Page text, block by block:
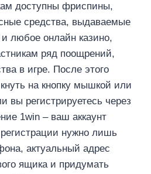
доступны фриспины,
средства, выдаваемые
любое онлайн казино,
ряд поощрений,
в игре. После этого
на кнопку мышкой или
вы регистрируетесь через
1win – ваш аккаунт
нужно лишь
актуальный адрес
ящика и придумать